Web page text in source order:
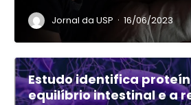
Jornal da USP · 16/06/2023
Estudo identifica
equilíbrio intestinal e a